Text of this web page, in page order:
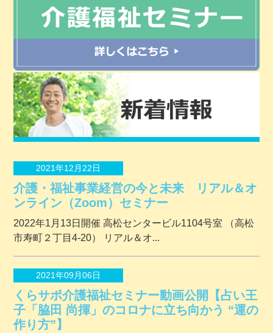
2021年12月22日
介護・福祉事業経営の今と未来 リアル＆オ
ンライン（Zoom）セミナー
2022年1月13日開催 ⾼松センタービル1104号室 （⾼松
市寿町２丁⽬4-20） リアル＆オ...
2021年09月06日
くらサポ介護福祉セミナー動画公開【占い王
子「脇田 尚揮」のコロナに立ち向かう “運の
作り方”】